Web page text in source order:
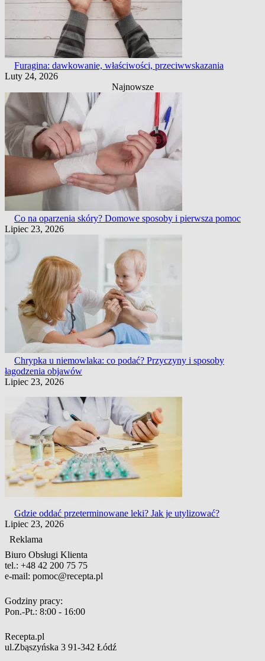
Furagina: dawkowanie, właściwości, przeciwwskazania
Luty 24, 2026
Najnowsze
Co na oparzenia skóry? Domowe sposoby i pierwsza pomoc
Lipiec 23, 2026
Chrypka u niemowlaka: co podać? Przyczyny i sposoby
łagodzenia objawów
Lipiec 23, 2026
Gdzie oddać przeterminowane leki? Jak je utylizować?
Lipiec 23, 2026
Reklama
Biuro Obsługi Klienta
tel.: +48 42 200 75 75
e-mail: pomoc@recepta.pl
Godziny pracy:
Pon.-Pt.: 8:00 - 16:00
Recepta.pl
ul.Zbąszyńska 3 91-342 Łódź